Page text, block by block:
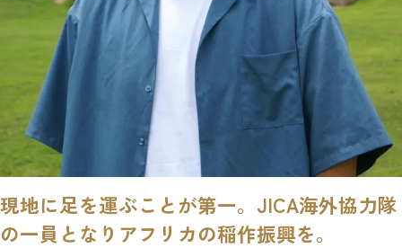
現地に足を運ぶことが第一。JICA海外協力隊
の一員となりアフリカの稲作振興を。